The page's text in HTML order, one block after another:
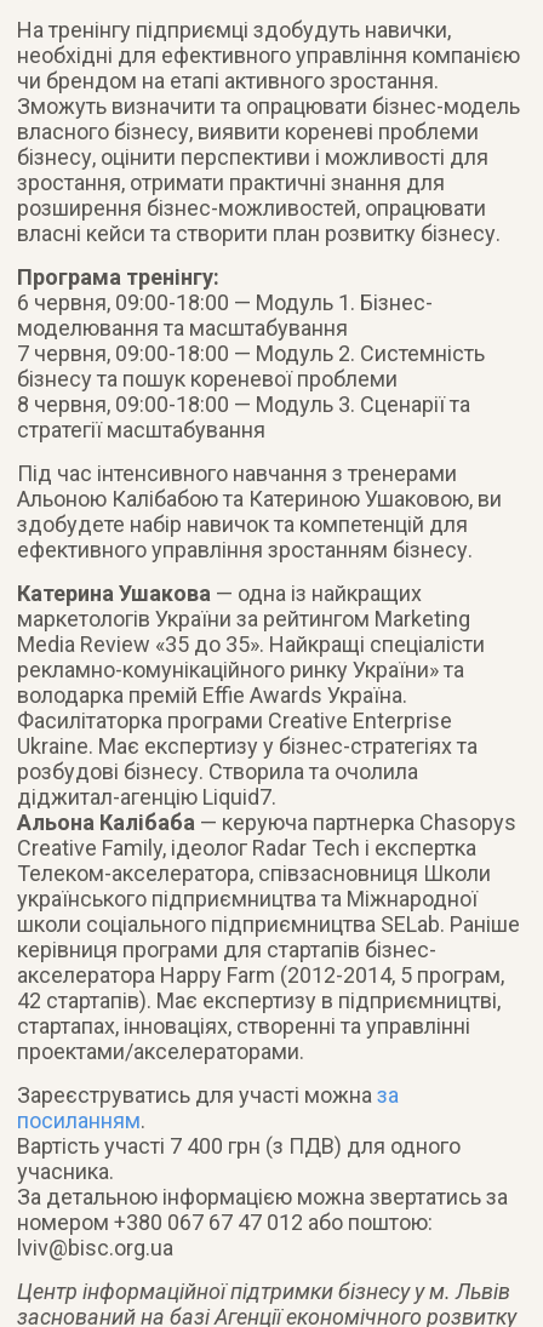
На тренінгу підприємці здобудуть навички,
необхідні для ефективного управління компанією
чи брендом на етапі активного зростання.
Зможуть визначити та опрацювати бізнес-модель
власного бізнесу, виявити кореневі проблеми
бізнесу, оцінити перспективи і можливості для
зростання, отримати практичні знання для
розширення бізнес-можливостей, опрацювати
власні кейси та створити план розвитку бізнесу.
Програма тренінгу:
6 червня, 09:00-18:00 — Модуль 1. Бізнес-
моделювання та масштабування
7 червня, 09:00-18:00 — Модуль 2. Системність
бізнесу та пошук кореневої проблеми
8 червня, 09:00-18:00 — Модуль 3. Сценарії та
стратегії масштабування
Під час інтенсивного навчання з тренерами
Альоною Калібабою та Катериною Ушаковою, ви
здобудете набір навичок та компетенцій для
ефективного управління зростанням бізнесу.
Катерина Ушакова — одна із найкращих
маркетологів України за рейтингом Marketing
Media Review «35 до 35». Найкращі спеціалісти
рекламно-комунікаційного ринку України» та
володарка премій Effie Awards Україна.
Фасилітаторка програми Creative Enterprise
Ukraine. Має експертизу у бізнес-стратегіях та
розбудові бізнесу. Створила та очолила
діджитал-агенцію Liquid7.
Альона Калібаба — керуюча партнерка Chasopys
Creative Family, ідеолог Radar Tech і експертка
Телеком-акселератора, співзасновниця Школи
українського підприємництва та Міжнародної
школи соціального підприємництва SELab. Раніше
керівниця програми для стартапів бізнес-
акселератора Happy Farm (2012-2014, 5 програм,
42 стартапів). Має експертизу в підприємництві,
стартапах, інноваціях, створенні та управлінні
проектами/акселераторами.
Зареєструватись для участі можназа
посиланням.
Вартість участі 7 400 грн (з ПДВ) для одного
учасника.
За детальною інформацією можна звертатись за
номером +380 067 67 47 012 або поштою:
lviv@bisc.org.ua
Центр інформаційної підтримки бізнесу у м. Львів
заснований на базі Агенції економічного розвитку